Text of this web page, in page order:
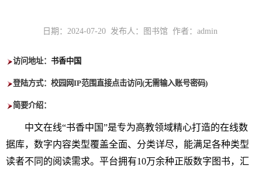
日期：2024-07-20 发布人：图书馆 作者：admin
访问地址： 书香中国
登陆方式：校园网IP范围直接点击访问(无需输入账号密码)
简要介绍：
中文在线“书香中国”是专为高教领域精心打造的在线数
据库，数字内容类型覆盖全面、分类详尽，能满足各种类型
读者不同的阅读需求。平台拥有10万余种正版数字图书，汇